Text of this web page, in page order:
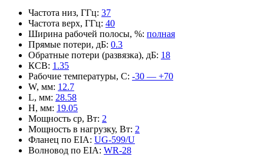
Частота низ, ГГц: 37
Частота верх, ГГц: 40
Ширина рабочей полосы, %: полная
Прямые потери, дБ: 0.3
Обратные потери (развязка), дБ: 18
КСВ: 1.35
Рабочие температуры, С: -30 — +70
W, мм: 12.7
L, мм: 28.58
H, мм: 19.05
Мощность ср, Вт: 2
Мощность в нагрузку, Вт: 2
Фланец по EIA: UG-599/U
Волновод по EIA: WR-28